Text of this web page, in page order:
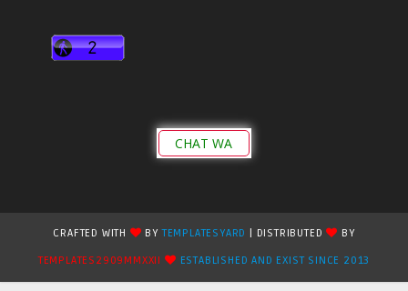
CHAT WA
CRAFTED WITH BYTEMPLATESYARD | DISTRIBUTED
BY
TEMPLATES2909MMXXII
ESTABLISHED AND EXIST SINCE 2013